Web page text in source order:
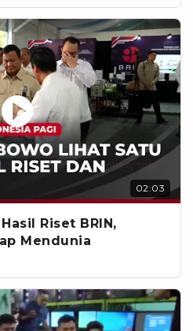
02:03
Riset BRIN,
Mendunia